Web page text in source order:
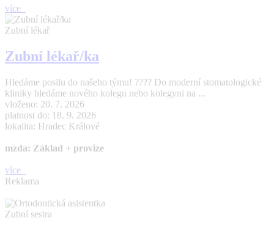
více
Zubní lékař
Zubní lékař/ka
Hledáme posilu do našeho týmu! ???? Do moderní stomatologické
kliniky hledáme nového kolegu nebo kolegyni na ...
vloženo: 20. 7. 2026
platnost do: 18. 9. 2026
lokalita: Hradec Králové
mzda: Základ + provize
více
Reklama
Zubní sestra